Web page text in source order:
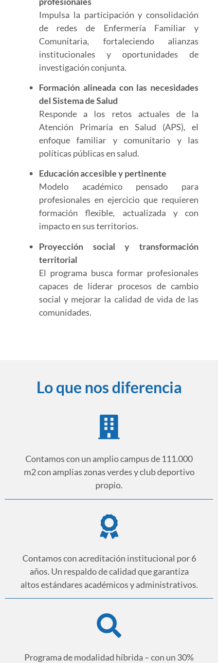
Impulsa la participación y consolidación
de redes de Enfermería Familiar y
Comunitaria, fortaleciendo alianzas
institucionales y oportunidades de
investigación conjunta.
Formación alineada con las necesidades
del Sistema de Salud
Responde a los retos actuales de la
Atención Primaria en Salud (APS), el
enfoque familiar y comunitario y las
políticas públicas en salud.
Educación accesible y pertinente
Modelo académico pensado para
profesionales en ejercicio que requieren
formación flexible, actualizada y con
impacto en sus territorios.
Proyección social y transformación
territorial
El programa busca formar profesionales
capaces de liderar procesos de cambio
social y mejorar la calidad de vida de las
comunidades.
Lo que nos diferencia
Contamos con un amplio campus de 111.000
m2 con amplias zonas verdes y club deportivo
propio.
Contamos con acreditación institucional por 6
años. Un respaldo de calidad que garantiza
altos estándares académicos y administrativos.
Programa de modalidad híbrida – con un 30%